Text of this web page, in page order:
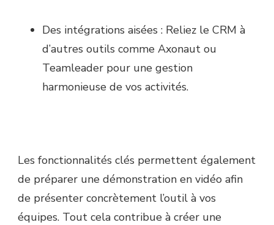
Des intégrations aisées : Reliez le CRM à
d’autres outils comme Axonaut ou
Teamleader pour une gestion
harmonieuse de vos activités.
Les fonctionnalités clés permettent également
de préparer une démonstration en vidéo afin
de présenter concrètement l’outil à vos
équipes. Tout cela contribue à créer une